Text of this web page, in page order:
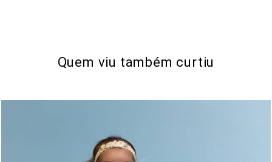
Quem viu também curtiu